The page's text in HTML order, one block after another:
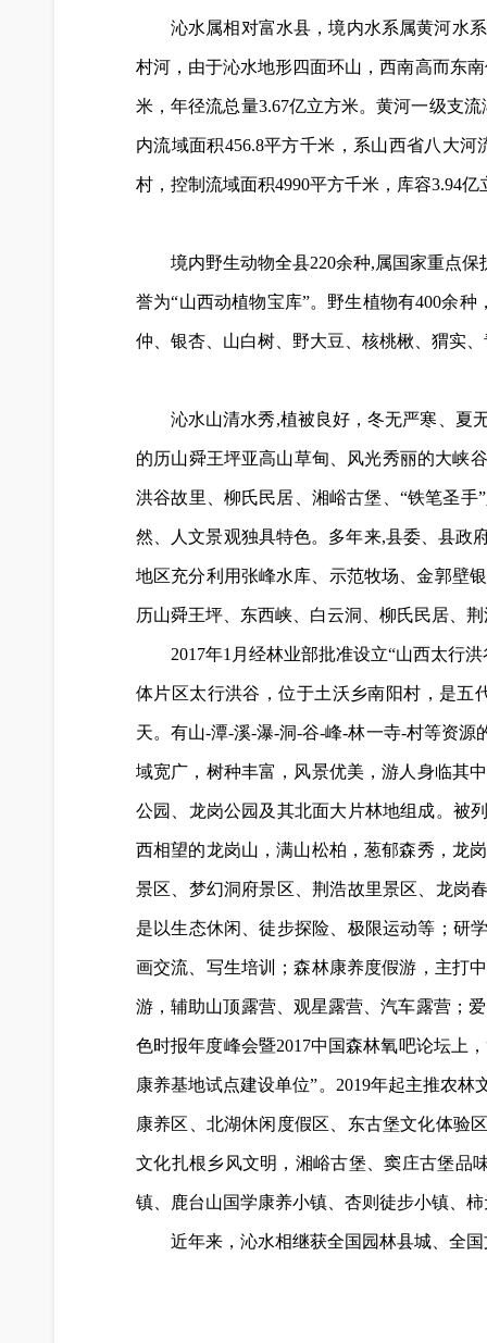
沁水属相对富水县，境内水系属黄河水
村河，由于沁水地形四面环山，西南高而东
米，年径流总量3.67亿立方米。黄河一级支
内流域面积456.8平方千米，系山西省八大
村，控制流域面积4990平方千米，库容3.94
境内野生动物全县220余种,属国家重点
誉为“山西动植物宝库”。野生植物有400余
仲、银杏、山白树、野大豆、核桃楸、猬实
沁水山清水秀,植被良好 ，冬无严寒、夏
的历山舜王坪亚高山草甸、风光秀丽的大峡
洪谷故里、柳氏民居、湘峪古堡、“铁笔圣
然、人文景观独具特色。多年来,县委、县政
地区充分利用张峰水库、示范牧场、金郭壁
历山舜王坪、东西峡、白云洞、柳氏民居、
2017年1月经林业部批准设立“山西太行
体片区太行洪谷，位于土沃乡南阳村 ， 是五
天。有山-潭-溪-瀑-洞-谷-峰-林一寺-村等资
域宽广，树种丰富，风景优美 ，游人身临其
公园、龙岗公园及其北面大片林地组成。被
西相望的龙岗山，满山松柏，葱郁森秀 ， 龙
景区、梦幻洞府景区、荆浩故里景区、龙岗
是以生态休闲、徒步探险、极限运动等 ； 研
画交流、写生培训；森林康养度假游，主打
游 ，辅助山顶露营、观星露营、汽车露营；
色时报年度峰会暨2017中国森林氧吧论坛上 ，
康养基地试点建设单位”。2019年起主推农
康养区、北湖休闲度假区、东古堡文化体验
文化扎根乡风文明 ， 湘峪古堡、窦庄古堡品
镇、鹿台山国学康养小镇、杏则徒步小镇、
近年来，沁水相继获全国园林县城、全